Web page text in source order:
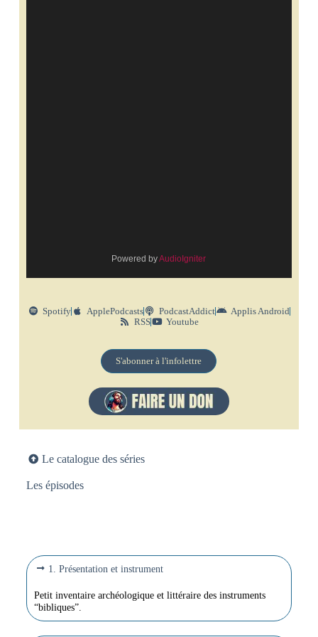
Powered byAudioIgniter
Spotify ApplePodcasts PodcastAddict
Applis Android
RSS
Youtube
S'abonner à l'infolettre
Le catalogue des séries
Les épisodes
1. Présentation et instrument
Petit inventaire archéologique et littéraire des instruments
“bibliques”.